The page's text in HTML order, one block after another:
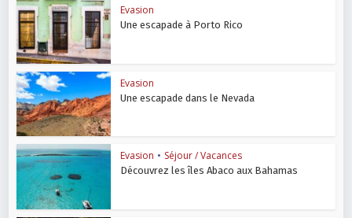
Evasion
Une escapade à Porto Rico
Evasion
Une escapade dans le Nevada
Evasion • Séjour / Vacances
Découvrez les îles Abaco aux Bahamas